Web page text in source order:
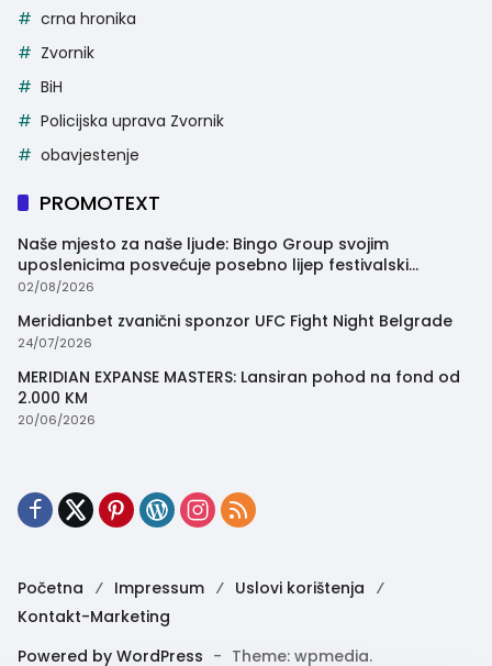
crna hronika
Zvornik
BiH
Policijska uprava Zvornik
obavjestenje
PROMOTEXT
Naše mjesto za naše ljude: Bingo Group svojim
uposlenicima posvećuje posebno lijep festivalski
trenutak
02/08/2026
Meridianbet zvanični sponzor UFC Fight Night Belgrade
24/07/2026
MERIDIAN EXPANSE MASTERS: Lansiran pohod na fond od
2.000 KM
20/06/2026
Početna Impressum
Uslovi korištenja
Kontakt-Marketing
Powered by WordPress - Theme: wpmedia.